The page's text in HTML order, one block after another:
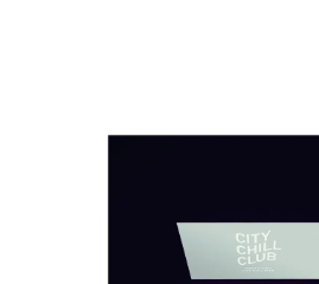
お知らせ